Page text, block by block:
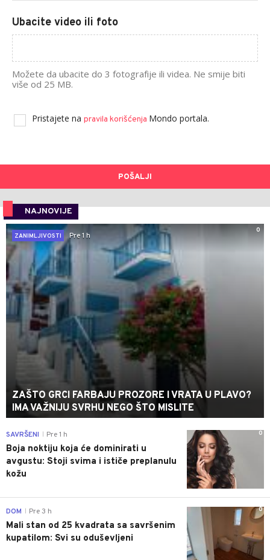
Ubacite video ili foto
Možete da ubacite do 3 fotografije ili videa. Ne smije biti
više od 25 MB.
Pristajete na pravila korišćenja Mondo portala.
POŠALJI
NAJNOVIJE
0
ZANIMLJIVOSTI
Pre 1 h
ZAŠTO GRCI FARBAJU PROZORE I VRATA U PLAVO?
IMA VAŽNIJU SVRHU NEGO ŠTO MISLITE
0
SAVRŠENI Pre 1 h
Boja noktiju koja će dominirati u
avgustu: Stoji svima i ističe preplanulu
kožu
0
DOM Pre 3 h
Mali stan od 25 kvadrata sa savršenim
kupatilom: Svi su oduševljeni